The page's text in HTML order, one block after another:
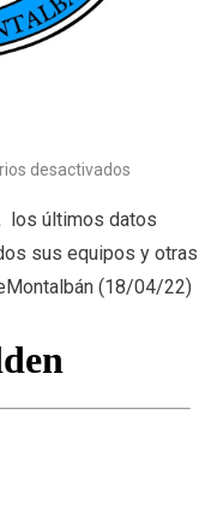
desactivadosen
(18/04/
los últimos datos
sus equipos y otras
(18/04/22)